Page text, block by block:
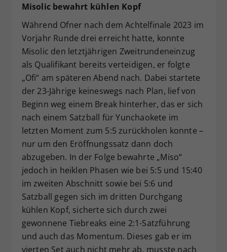
Misolic bewahrt kühlen Kopf
Während Ofner nach dem Achtelfinale 2023 im
Vorjahr Runde drei erreicht hatte, konnte
Misolic den letztjährigen Zweitrundeneinzug
als Qualifikant bereits verteidigen, er folgte
„Ofi“ am späteren Abend nach. Dabei startete
der 23-Jährige keineswegs nach Plan, lief von
Beginn weg einem Break hinterher, das er sich
nach einem Satzball für Yunchaokete im
letzten Moment zum 5:5 zurückholen konnte –
nur um den Eröffnungssatz dann doch
abzugeben. In der Folge bewahrte „Miso“
jedoch in heiklen Phasen wie bei 5:5 und 15:40
im zweiten Abschnitt sowie bei 5:6 und
Satzball gegen sich im dritten Durchgang
kühlen Kopf, sicherte sich durch zwei
gewonnene Tiebreaks eine 2:1-Satzführung
und auch das Momentum. Dieses gab er im
vierten Set auch nicht mehr ab, musste nach